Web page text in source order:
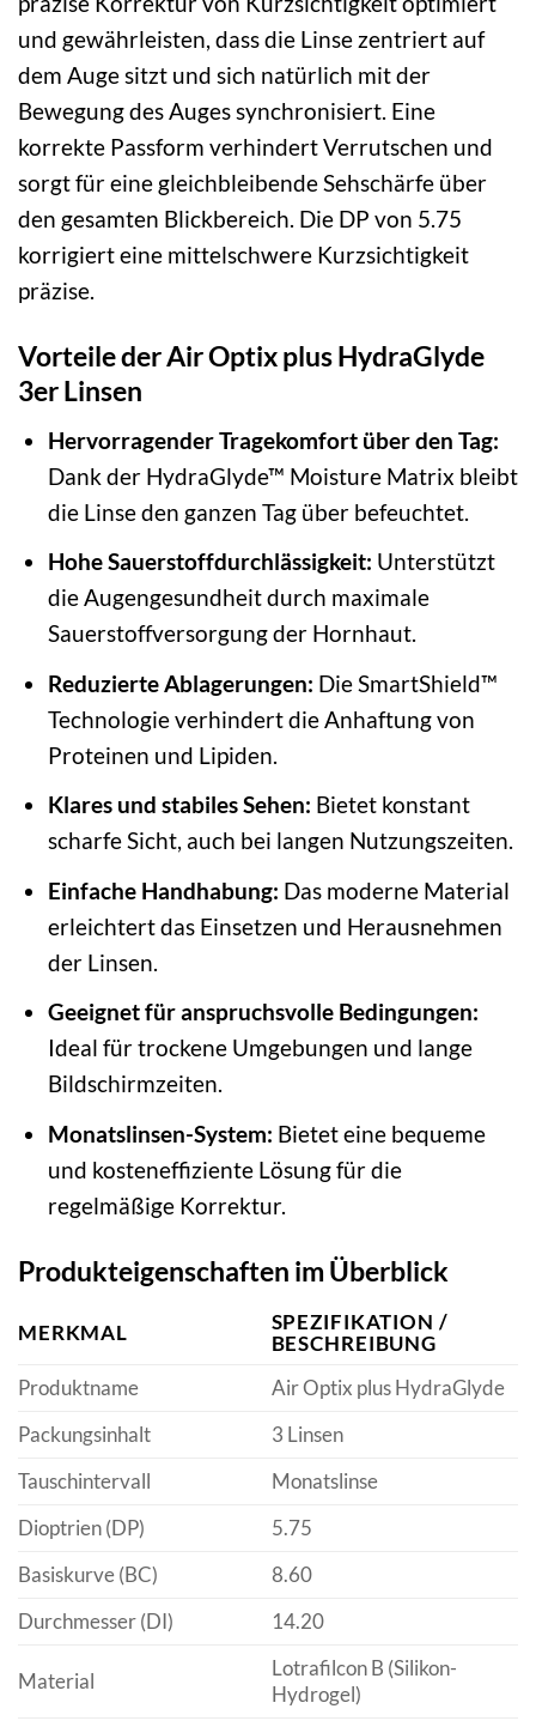
und gewährleisten, dass die Linse zentriert auf
dem Auge sitzt und sich natürlich mit der
Bewegung des Auges synchronisiert. Eine
korrekte Passform verhindert Verrutschen und
sorgt für eine gleichbleibende Sehschärfe über
den gesamten Blickbereich. Die DP von 5.75
korrigiert eine mittelschwere Kurzsichtigkeit
präzise.
Vorteile der Air Optix plus HydraGlyde
3er Linsen
Hervorragender Tragekomfort über den Tag:
Dank der HydraGlyde™ Moisture Matrix bleibt
die Linse den ganzen Tag über befeuchtet.
Hohe Sauerstoffdurchlässigkeit: Unterstützt
die Augengesundheit durch maximale
Sauerstoffversorgung der Hornhaut.
Reduzierte Ablagerungen: Die SmartShield™
Technologie verhindert die Anhaftung von
Proteinen und Lipiden.
Klares und stabiles Sehen: Bietet konstant
scharfe Sicht, auch bei langen Nutzungszeiten.
Einfache Handhabung: Das moderne Material
erleichtert das Einsetzen und Herausnehmen
der Linsen.
Geeignet für anspruchsvolle Bedingungen:
Ideal für trockene Umgebungen und lange
Bildschirmzeiten.
Monatslinsen-System: Bietet eine bequeme
und kosteneffiziente Lösung für die
regelmäßige Korrektur.
Produkteigenschaften im Überblick
MERKMAL
SPEZIFIKATION /
BESCHREIBUNG
Produktname
Air Optix plus HydraGlyde
Packungsinhalt
3 Linsen
Tauschintervall
Monatslinse
Dioptrien (DP)
5.75
Basiskurve (BC)
8.60
Durchmesser (DI)
14.20
Material
Lotrafilcon B (Silikon-
Hydrogel)